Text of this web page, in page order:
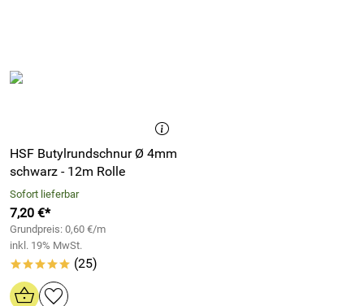
Rohstoffbasis: CR/NBR
Rohdichte: ca. 150kg/m³ (+/- 25kg/m³)
Farbe: schwarz
Temperatur: -40°C bis +100°C
Bruchdehnung nach ASTM D 412: >250%
Zugfestigkeit nach ASTM D 412: 1270 k Pa
Weiterreißfestigkeit nach ASTM D 624: 0,43kN/m
Wasseraufnahme nach ASTM D 1056:<5%
HSF Butylrundschnur Ø 4mm
schwarz - 12m Rolle
Sofort lieferbar
7,20 €*
Grundpreis: 0,60 €/m
inkl. 19% MwSt.
***** (25)